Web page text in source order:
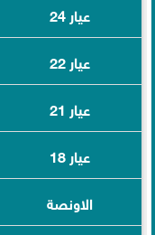
عيار 24
عيار 22
عيار 21
عيار 18
الاونصة